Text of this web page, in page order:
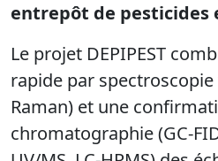
entrepôt de pesticides
Le projet DEPIPEST
rapide par
Raman) et une
chromatographie (GC-